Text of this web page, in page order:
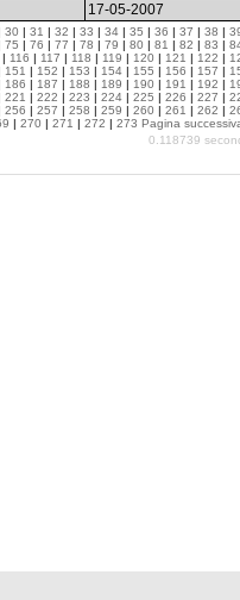
17-05-2007
30 | 31 | 32 | 33 | 34 | 35 | 36 | 37 | 38 |
75 | 76 | 77 | 78 | 79 | 80 | 81 | 82 | 83 |
| 116 | 117 | 118 | 119 | 120 | 121 | 122 |
151 | 152 | 153 | 154 | 155 | 156 | 157 |
186 | 187 | 188 | 189 | 190 | 191 | 192 |
221 | 222 | 223 | 224 | 225 | 226 | 227 |
256 | 257 | 258 | 259 | 260 | 261 | 262 |
| 270 | 271 | 272 | 273 Pagina
0.118739